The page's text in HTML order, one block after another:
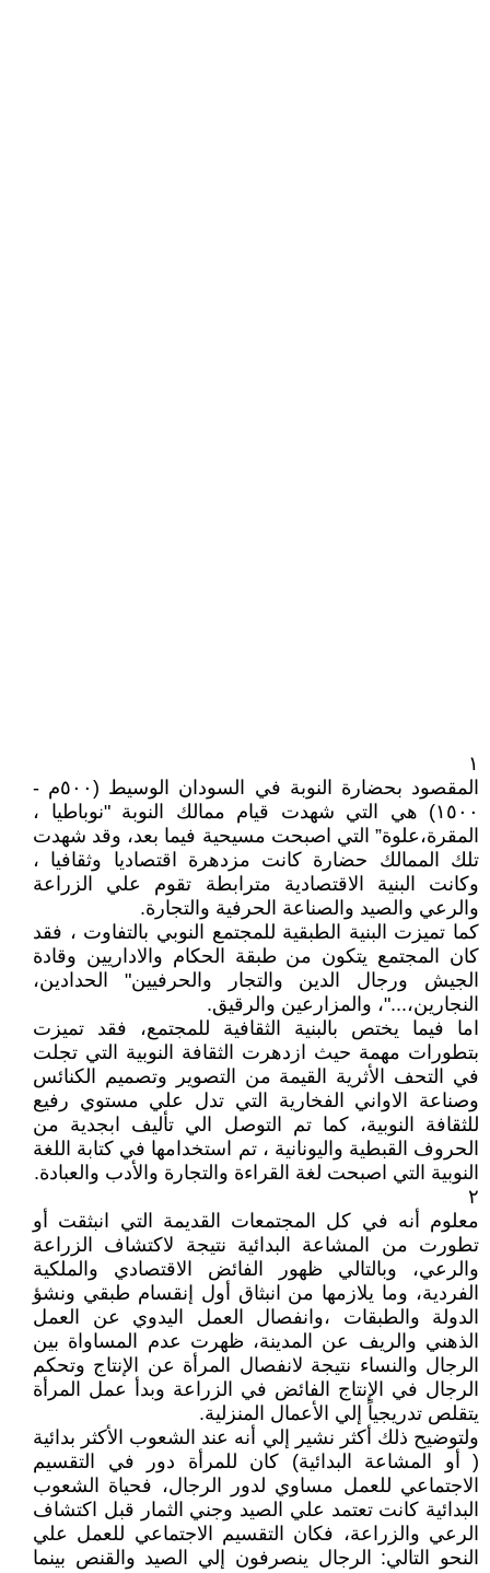
١
المقصود بحضارة النوبة في السودان الوسيط (٥٠٠م -
١٥٠٠) هي التي شهدت قيام ممالك النوبة "نوباطيا ،
المقرة،علوة” التي اصبحت مسيحية فيما بعد، وقد شهدت
تلك الممالك حضارة كانت مزدهرة اقتصاديا وثقافيا ،
وكانت البنية الاقتصادية مترابطة تقوم علي الزراعة
والرعي والصيد والصناعة الحرفية والتجارة.
كما تميزت البنية الطبقية للمجتمع النوبي بالتفاوت ، فقد
كان المجتمع يتكون من طبقة الحكام والاداريين وقادة
الجيش ورجال الدين والتجار والحرفيين" الحدادين،
النجارين،..."، والمزارعين والرقيق.
اما فيما يختص بالبنية الثقافية للمجتمع، فقد تميزت
بتطورات مهمة حيث ازدهرت الثقافة النوبية التي تجلت
في التحف الأثرية القيمة من التصوير وتصميم الكنائس
وصناعة الاواني الفخارية التي تدل علي مستوي رفيع
للثقافة النوبية، كما تم التوصل الي تأليف ابجدية من
الحروف القبطية واليونانية ، تم استخدامها في كتابة اللغة
النوبية التي اصبحت لغة القراءة والتجارة والأدب والعبادة.
٢
معلوم أنه في كل المجتمعات القديمة التي انبثقت أو
تطورت من المشاعة البدائية نتيجة لاكتشاف الزراعة
والرعي، وبالتالي ظهور الفائض الاقتصادي والملكية
الفردية، وما يلازمها من انبثاق أول إنقسام طبقي ونشؤ
الدولة والطبقات ،وانفصال العمل اليدوي عن العمل
الذهني والريف عن المدينة، ظهرت عدم المساواة بين
الرجال والنساء نتيجة لانفصال المرأة عن الإنتاج وتحكم
الرجال في الإنتاج الفائض في الزراعة وبدأ عمل المرأة
يتقلص تدريجياً إلي الأعمال المنزلية.
ولتوضيح ذلك أكثر نشير إلي أنه عند الشعوب الأكثر بدائية
( أو المشاعة البدائية) كان للمرأة دور في التقسيم
الاجتماعي للعمل مساوي لدور الرجال، فحياة الشعوب
البدائية كانت تعتمد علي الصيد وجني الثمار قبل اكتشاف
الرعي والزراعة، فكان التقسيم الاجتماعي للعمل علي
النحو التالي: الرجال ينصرفون إلي الصيد والقنص بينما